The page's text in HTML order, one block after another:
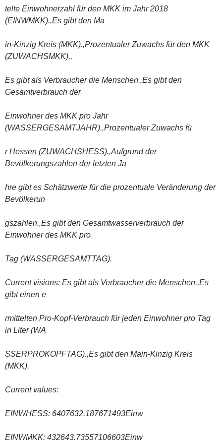
telte Einwohnerzahl für den MKK im Jahr 2018
(EINWMKK).,Es gibt den Ma
in-Kinzig Kreis (MKK).,Prozentualer Zuwachs für den MKK
(ZUWACHSMKK).,
Es gibt als Verbraucher die Menschen.,Es gibt den
Gesamtverbrauch der
Einwohner des MKK pro Jahr
(WASSERGESAMTJAHR).,Prozentualer Zuwachs fü
r Hessen (ZUWACHSHESS).,Aufgrund der
Bevölkerungszahlen der letzten Ja
hre gibt es Schätzwerte für die prozentuale Veränderung der
Bevölkerun
gszahlen.,Es gibt den Gesamtwasserverbrauch der
Einwohner des MKK pro
Tag (WASSERGESAMTTAG).
Current visions: Es gibt als Verbraucher die Menschen.,Es
gibt einen e
rmittelten Pro-Kopf-Verbrauch für jeden Einwohner pro Tag
in Liter (WA
SSERPROKOPFTAG).,Es gibt den Main-Kinzig Kreis
(MKK).
Current values:
EINWHESS: 6407632.187671493Einw
EINWMKK: 432643.73557106603Einw